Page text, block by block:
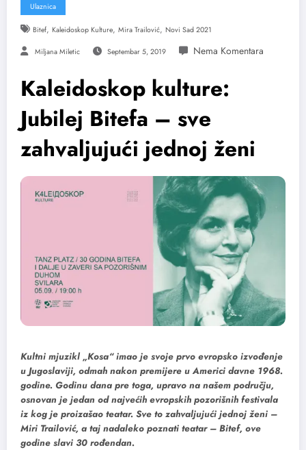
Ulaznica
Bitef, Kaleidoskop Kulture, Mira Trailović, Novi Sad 2021
Miljana Miletic Septembar 5, 2019
Kaleidoskop kulture:
Jubilej Bitefa – sve
zahvaljujući jednoj ženi
Kultni mjuzikl „Kosa“ imao je svoje prvo evropsko izvođenje
u Jugoslaviji, odmah nakon premijere u Americi davne 1968.
godine. Godinu dana pre toga, upravo na našem području,
osnovan je jedan od najvećih evropskih pozorišnih festivala
iz kog je proizašao teatar. Sve to zahvaljujući jednoj ženi –
Miri Trailović, a taj nadaleko poznati teatar – Bitef, ove
godine slavi 30 rođendan.